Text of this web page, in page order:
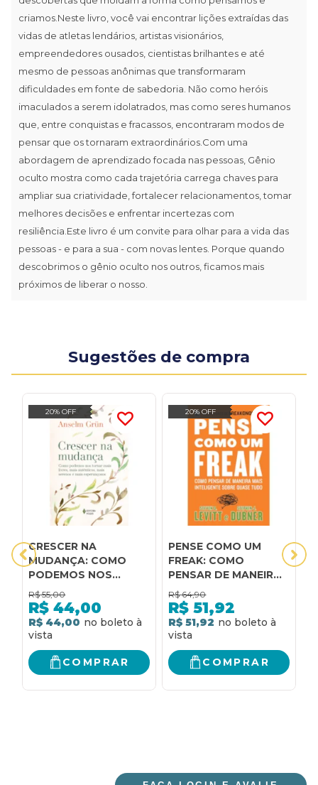
criamos.Neste livro, você vai encontrar lições extraídas das
vidas de atletas lendários, artistas visionários,
empreendedores ousados, cientistas brilhantes e até
mesmo de pessoas anônimas que transformaram
dificuldades em fonte de sabedoria. Não como heróis
imaculados a serem idolatrados, mas como seres humanos
que, entre conquistas e fracassos, encontraram modos de
pensar que os tornaram extraordinários.Com uma
abordagem de aprendizado focada nas pessoas, Gênio
oculto mostra como cada trajetória carrega chaves para
ampliar sua criatividade, fortalecer relacionamentos, tomar
melhores decisões e enfrentar incertezas com
resiliência.Este livro é um convite para olhar para a vida das
pessoas - e para a sua - com novas lentes. Porque quando
descobrimos o gênio oculto nos outros, ficamos mais
próximos de liberar o nosso.
Sugestões de compra
20% OFF
CRESCER NA
MUDANÇA: COMO
PODEMOS NOS
TORNAR MAIS LIVRES,
MAIS AUTÊNTICOS,
MAIS SERENOS E MAIS
ESPERANÇOSOS
R$ 55,00
R$ 44,00
R$ 44,00
COMPRAR
20% OFF
PENSE COMO UM
FREAK: COMO
PENSAR DE MANEIRA
MAIS INTELIGENTE
SOBRE QUASE TUDO:
COMO PENSAR DE
MANEIRA MAIS
QUASE TUDO
R$ 64,90
R$ 51,92
R$ 51,92
COMPRAR